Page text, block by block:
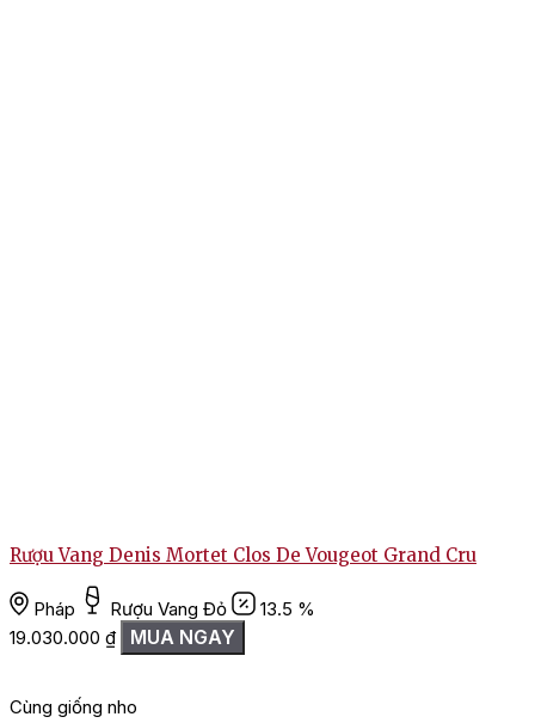
Rượu Vang Denis Mortet Clos De Vougeot Grand Cru
Pháp Rượu Vang Đỏ
13.5 %
19.030.000 ₫ MUA NGAY
Cùng giống nho